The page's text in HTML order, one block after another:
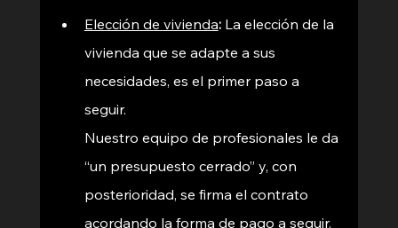
Elección de vivienda: La elección de la
vivienda que se adapte a sus
necesidades, es el primer paso a
seguir.
Nuestro equipo de profesionales le da
“un presupuesto cerrado” y, con
posterioridad, se firma el contrato
acordando la forma de pago a seguir.